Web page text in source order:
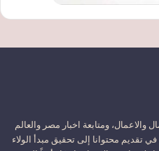
والاعمال، ومتابعة اخبار مصر والعالم
محتوانا إلى تحقيق مبدأ الولاء